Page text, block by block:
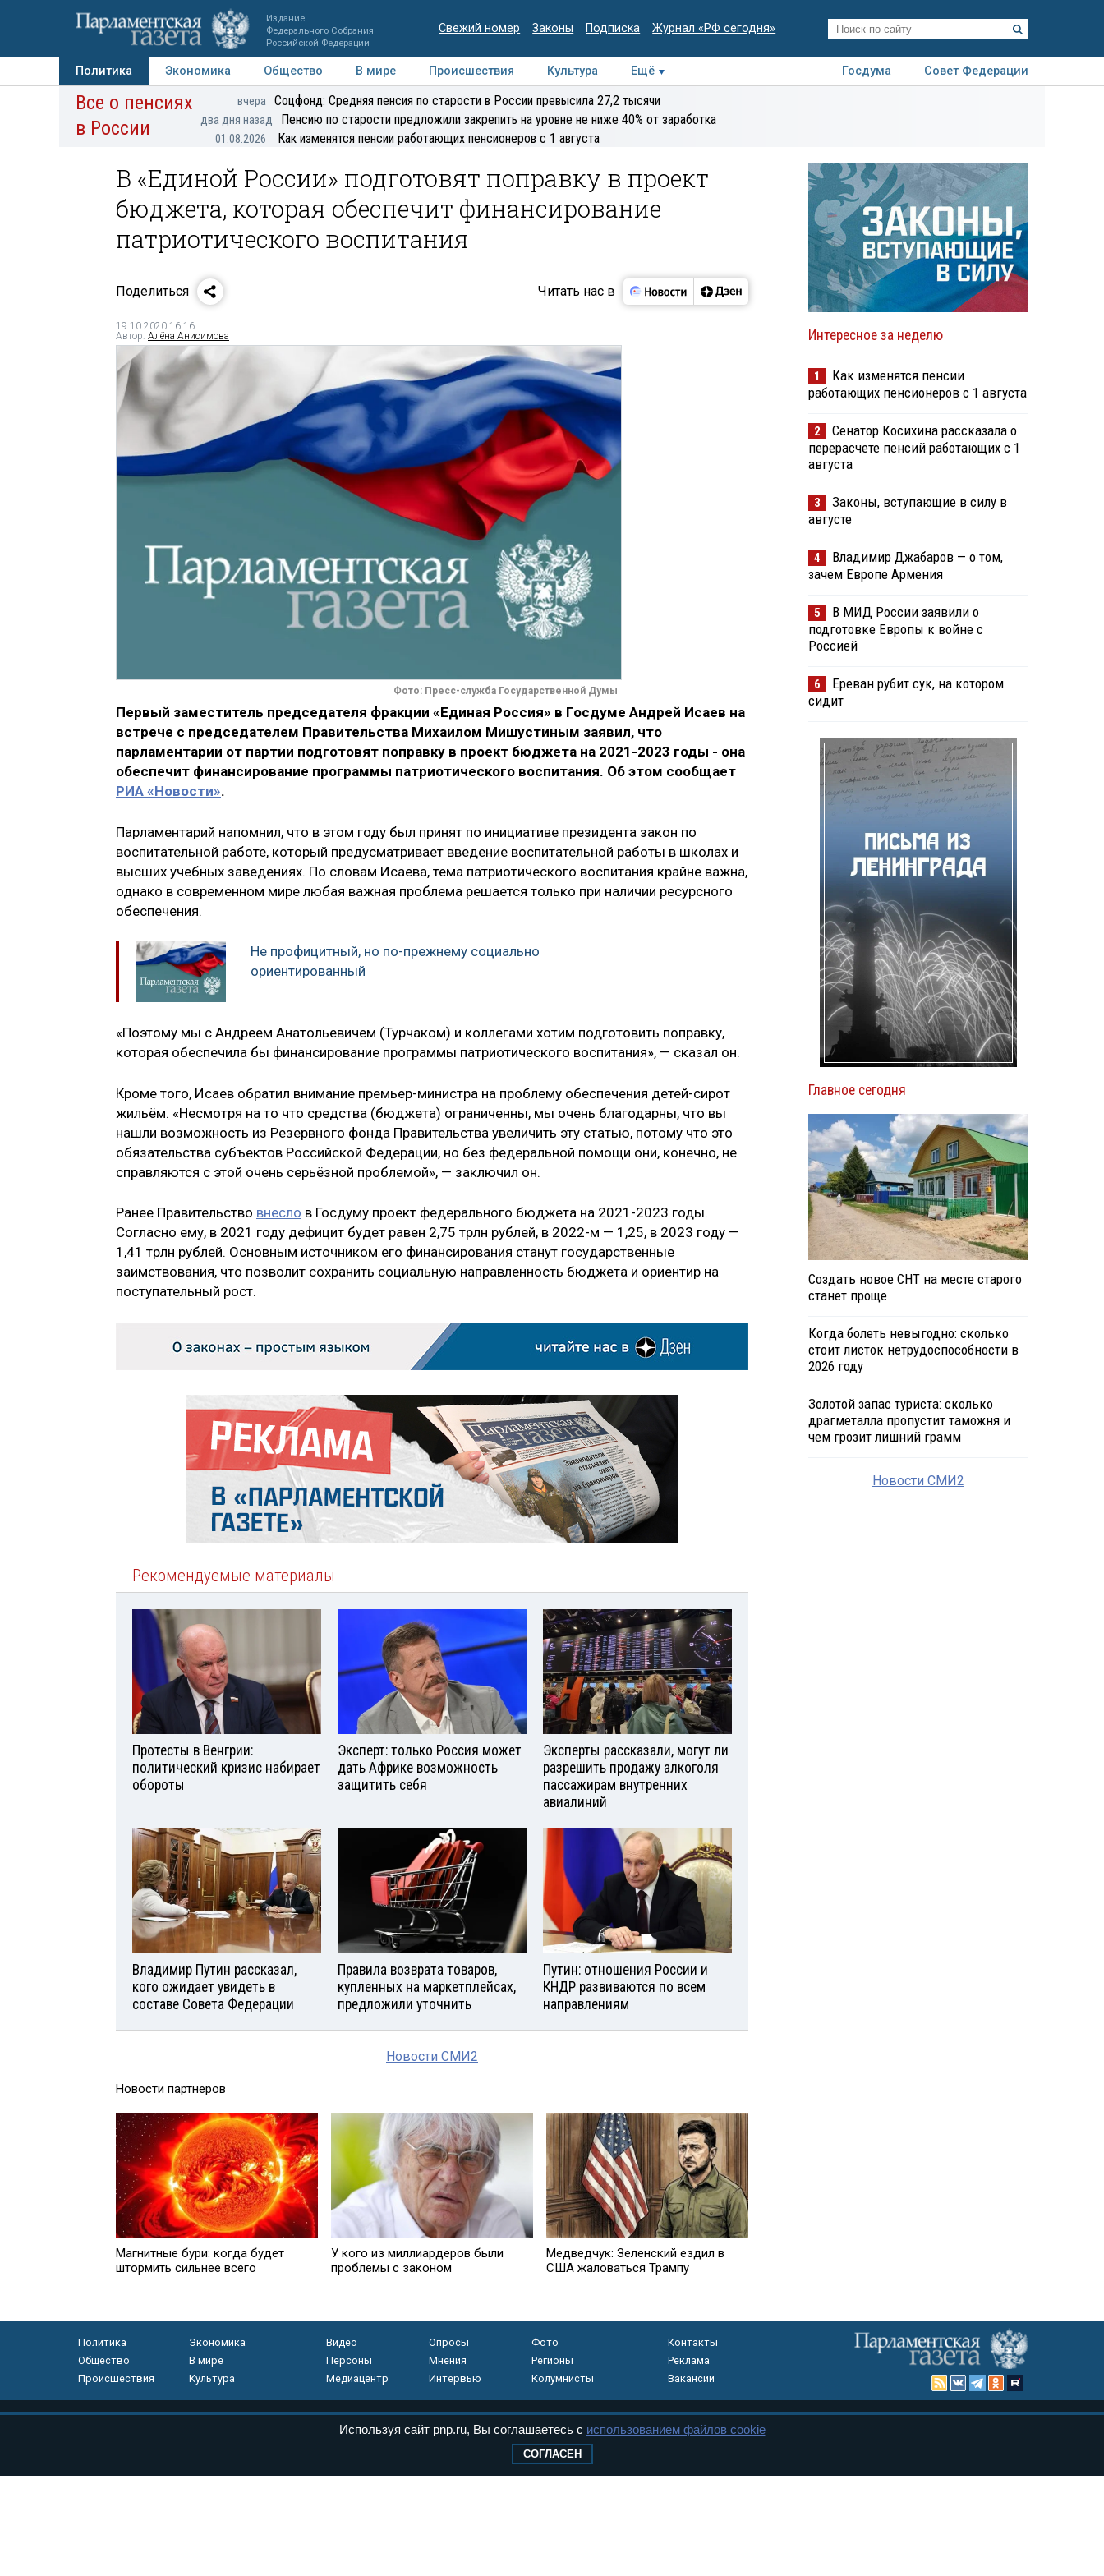
Издание
Федерального Собрания
Российской Федерации
Свежий номер Законы Подписка Журнал «РФ сегодня»
Политика Экономика Общество В мире Происшествия Культура Ещё Госдума
Совет Федерации
Авторы Персоны Мнения Регионы Медиацентр Интервью Колумнисты
экспертиза
Все о пенсиях
в России
вчера Соцфонд: Средняя пенсия по старости в России превысила 27,2 тысячи
два дня назад Пенсию по старости предложили закрепить на уровне не ниже 40% от заработка
01.08.2026 Как изменятся пенсии работающих пенсионеров с 1 августа
В «Единой России» подготовят поправку в проект
бюджета, которая обеспечит финансирование
патриотического воспитания
Поделиться Читать нас в
19.10.2020 16:16
Автор: Алёна Анисимова
Фото: Пресс-служба Государственной Думы
Первый заместитель председателя фракции «Единая Россия» в Госдуме Андрей Исаев на
встрече с председателем Правительства Михаилом Мишустиным заявил, что
парламентарии от партии подготовят поправку в проект бюджета на 2021-2023 годы - она
обеспечит финансирование программы патриотического воспитания. Об этом сообщает
РИА «Новости».
Парламентарий напомнил, что в этом году был принят по инициативе президента закон по
воспитательной работе, который предусматривает введение воспитательной работы в школах и
высших учебных заведениях. По словам Исаева, тема патриотического воспитания крайне важна,
однако в современном мире любая важная проблема решается только при наличии ресурсного
обеспечения.
Не профицитный, но по-прежнему социально
ориентированный
«Поэтому мы с Андреем Анатольевичем (Турчаком) и коллегами хотим подготовить поправку,
которая обеспечила бы финансирование программы патриотического воспитания», — сказал он.
Кроме того, Исаев обратил внимание премьер-министра на проблему обеспечения детей-сирот
жильём. «Несмотря на то что средства (бюджета) ограниченны, мы очень благодарны, что вы
нашли возможность из Резервного фонда Правительства увеличить эту статью, потому что это
обязательства субъектов Российской Федерации, но без федеральной помощи они, конечно, не
справляются с этой очень серьёзной проблемой», — заключил он.
Ранее Правительство внесло в Госдуму проект федерального бюджета на 2021-2023 годы.
Согласно ему, в 2021 году дефицит будет равен 2,75 трлн рублей, в 2022-м — 1,25, в 2023 году —
1,41 трлн рублей. Основным источником его финансирования станут государственные
заимствования, что позволит сохранить социальную направленность бюджета и ориентир на
поступательный рост.
Рекомендуемые материалы
Протесты в Венгрии:
политический кризис набирает
обороты
Эксперт: только Россия может
дать Африке возможность
защитить себя
Эксперты рассказали, могут ли
разрешить продажу алкоголя
пассажирам внутренних
авиалиний
Владимир Путин рассказал,
кого ожидает увидеть в
составе Совета Федерации
Правила возврата товаров,
купленных на маркетплейсах,
предложили уточнить
Путин: отношения России и
КНДР развиваются по всем
направлениям
Новости СМИ2
Новости партнеров
Магнитные бури: когда будет
штормить сильнее всего
У кого из миллиардеров были
проблемы с законом
Медведчук: Зеленский ездил в
США жаловаться Трампу
Интересное за неделю
1
Как изменятся пенсии
работающих пенсионеров с 1 августа
2
Сенатор Косихина рассказала о
перерасчете пенсий работающих с 1
августа
3
Законы, вступающие в силу в
августе
4
Владимир Джабаров — о том,
зачем Европе Армения
5
В МИД России заявили о
подготовке Европы к войне с
Россией
6
Ереван рубит сук, на котором
сидит
Главное сегодня
Создать новое СНТ на месте старого
станет проще
Когда болеть невыгодно: сколько
стоит листок нетрудоспособности в
2026 году
Золотой запас туриста: сколько
драгметалла пропустит таможня и
чем грозит лишний грамм
Новости СМИ2
Политика
Экономика
Общество
В мире
Происшествия
Культура
Видео Опросы
Фото
Персоны
Мнения
Регионы
Медиацентр
Интервью Колумнисты
Контакты
Реклама
Вакансии
Используя сайт pnp.ru, Вы соглашаетесь с использованием файлов cookie
СОГЛАСЕН